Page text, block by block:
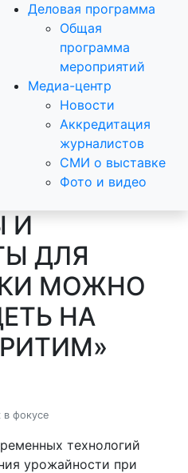
Деловая программа
Общая
программа
мероприятий
Медиа-центр
Новости
Аккредитация
журналистов
СМИ о выставке
Фото и видео
И
ДЛЯ
МОЖНО
НА
в фокусе
технологий
урожайности при